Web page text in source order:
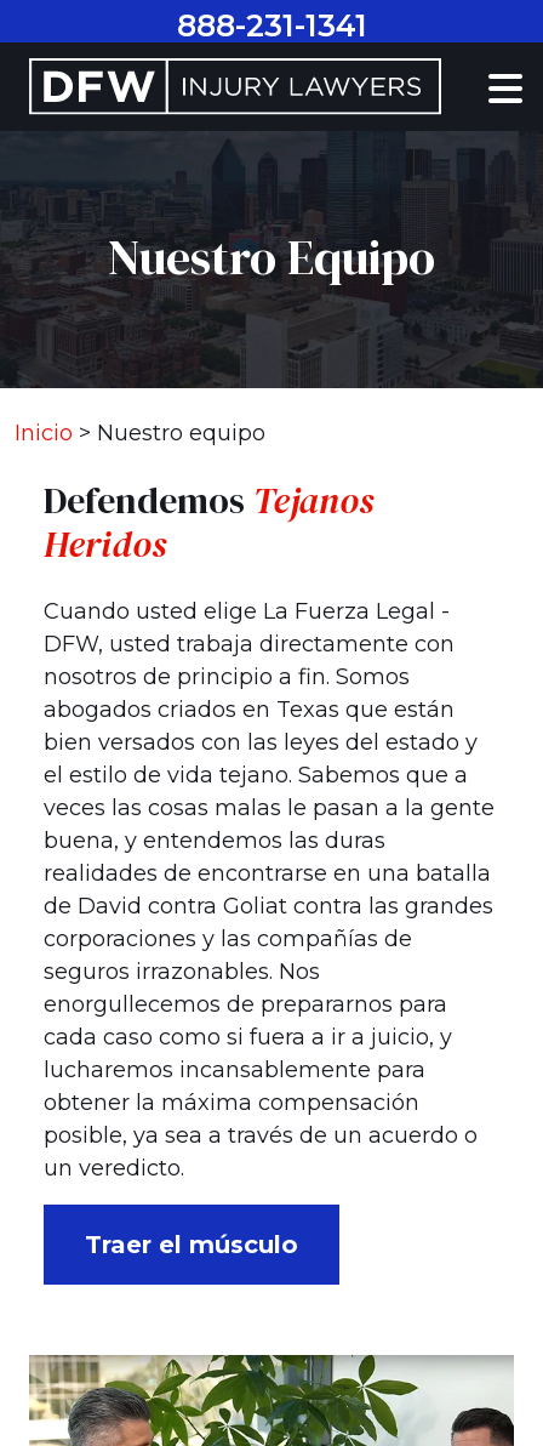
al
contenido
888-231-1341
Nuestro Equipo
Inicio > Nuestro equipo
Defendemos Tejanos
Heridos
Cuando usted elige La Fuerza Legal -
DFW, usted trabaja directamente con
nosotros de principio a fin. Somos
abogados criados en Texas que están
bien versados con las leyes del estado y
el estilo de vida tejano. Sabemos que a
veces las cosas malas le pasan a la gente
buena, y entendemos las duras
realidades de encontrarse en una batalla
de David contra Goliat contra las grandes
corporaciones y las compañías de
seguros irrazonables. Nos
enorgullecemos de prepararnos para
cada caso como si fuera a ir a juicio, y
lucharemos incansablemente para
obtener la máxima compensación
posible, ya sea a través de un acuerdo o
un veredicto.
Traer el músculo